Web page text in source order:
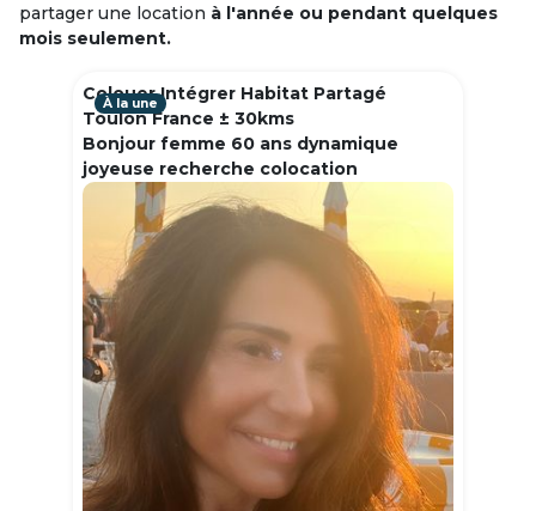
partager une location à l'année ou pendant quelques
mois seulement.
Colouer Intégrer Habitat Partagé
Toulon France ± 30kms
Bonjour femme 60 ans dynamique
joyeuse recherche colocation
À la une